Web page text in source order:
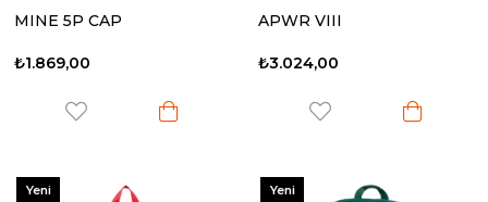
MINE 5P CAP
₺1.869,00
APWR VIII
₺3.024,00
Yeni
Yeni